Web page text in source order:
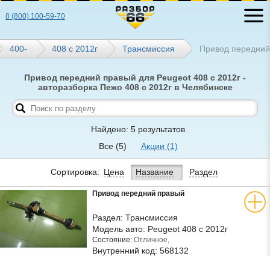
8 (800) 100-59-70
400- 408 с 2012г Трансмиссия Привод
Привод передний правый для Peugeot 408 с 2012г -
авторазборка Пежо 408 с 2012г в Челябинске
Найдено: 5 результатов
Все (5) Акции (1)
Сортировка: Цена Название Раздел
Привод передний правый
Раздел: Трансмиссия
Модель авто: Peugeot 408 с 2012г
Состояние: Отличное,
Внутренний код: 568132